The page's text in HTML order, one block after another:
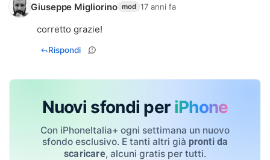
Giuseppe Migliorino mod 17 anni fa
corretto grazie!
Rispondi
Nuovi sfondi per iPhone
Con iPhoneItalia+ ogni settimana un nuovo
sfondo esclusivo. E tanti altri già pronti da
scaricare, alcuni gratis per tutti.